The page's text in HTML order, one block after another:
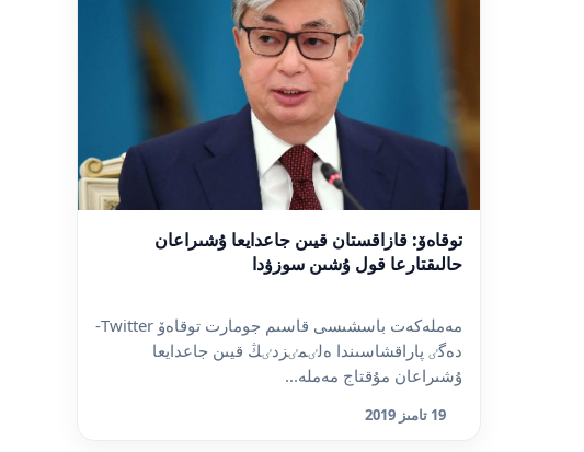
توقاەۆ: قازاقستان قيىن جاعدايعا ۇشىراعان
حالىقتارعا قول ۇشىن سوزۋدا
مەملەكەت باسشىسى قاسىم جومارت توقاەۆ Twitter-
دەگٸ پاراقشاسىندا ەلٸمٸزدٸڭ قيىن جاعدايعا
ۇشىراعان مۇقتاج مەملە...
19 تامىز 2019